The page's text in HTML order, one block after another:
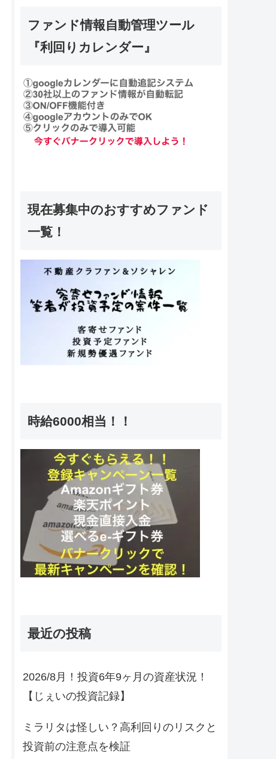
ファンド情報自動管理ツール
『利回りカレンダー』
現在募集中のおすすめファンド
一覧！
時給6000相当！！
最近の投稿
2026/8月！投資6年9ヶ月の資産状況！
【じぇいの投資記録】
ミラリタは怪しい？高利回りのリスクと
投資前の注意点を検証